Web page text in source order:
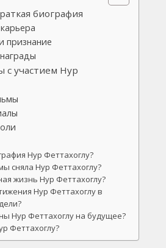
биография
признание
с участием Нур
Нур Феттахоглу?
сняла Нур Феттахоглу?
жизнь Нур Феттахоглу?
Нур Феттахоглу в
Нур Феттахоглу на будущее?
Феттахоглу?